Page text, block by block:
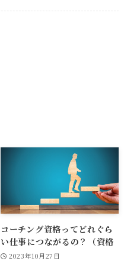
コーチング資格ってどれぐら
い仕事につながるの？（資格
とお金、団体への所属や仕事
2023年10月27日